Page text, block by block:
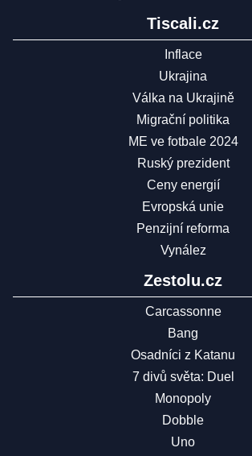
Tiscali.cz
Inflace
Ukrajina
Válka na Ukrajině
Migrační politika
ME ve fotbale 2024
Ruský prezident
Ceny energií
Evropská unie
Penzijní reforma
Vynález
Zestolu.cz
Carcassonne
Bang
Osadníci z Katanu
7 divů světa: Duel
Monopoly
Dobble
Uno